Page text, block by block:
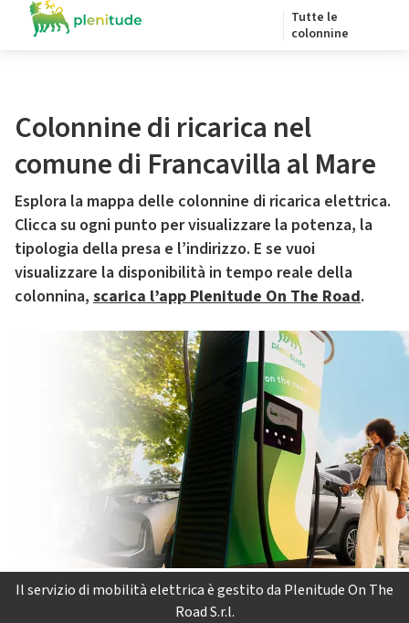
Tutte le
colonnine
Colonnine di ricarica nel
comune di Francavilla al Mare
Esplora la mappa delle colonnine di ricarica elettrica.
Clicca su ogni punto per visualizzare la potenza, la
tipologia della presa e l’indirizzo. E se vuoi
visualizzare la disponibilità in tempo reale della
colonnina, scarica l’app Plenitude On The Road.
Il servizio di mobilità elettrica è gestito da Plenitude On The
Road S.r.l.